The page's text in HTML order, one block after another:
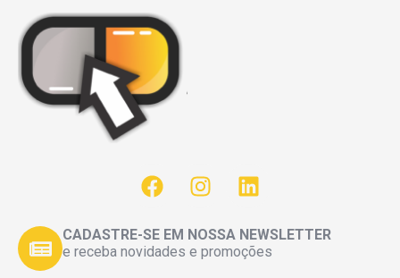
CADASTRE-SE EM NOSSA NEWSLETTER
e receba novidades e promoções